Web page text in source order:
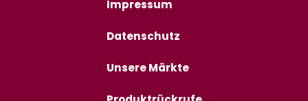
Impressum
Datenschutz
Unsere Märkte